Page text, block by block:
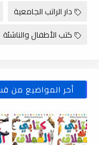
دار الراتب الجامعية
كتب الأطفال والناشئة
أخر المواضيع من